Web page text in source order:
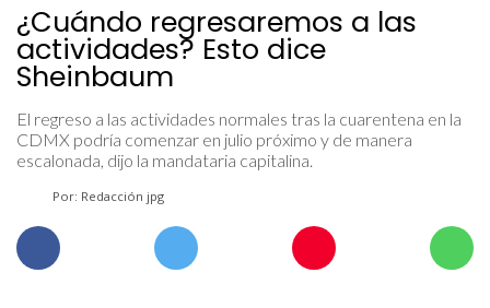
¿Cuándo regresaremos a las
actividades? Esto dice
Sheinbaum
El regreso a las actividades normales tras la cuarentena en la
CDMX podría comenzar en julio próximo y de manera
escalonada, dijo la mandataria capitalina.
Por: Redacción jpg